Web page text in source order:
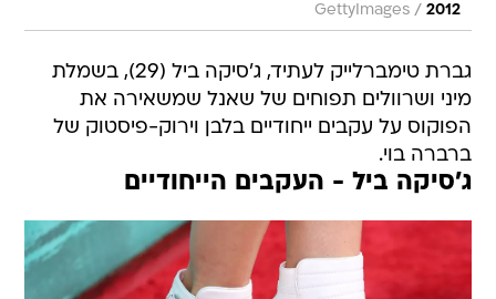
2012
/
GettyImages
גברת טימברלייק לעתיד, ג'סיקה ביל (29), בשמלת
מיני ושרוולים תפוחים של שאנל שמשאירה את
הפוקוס על עקבים ייחודיים בלבן וירוק-פיסטוק של
ברברה בוי.
ג'סיקה ביל - העקבים הייחודיים